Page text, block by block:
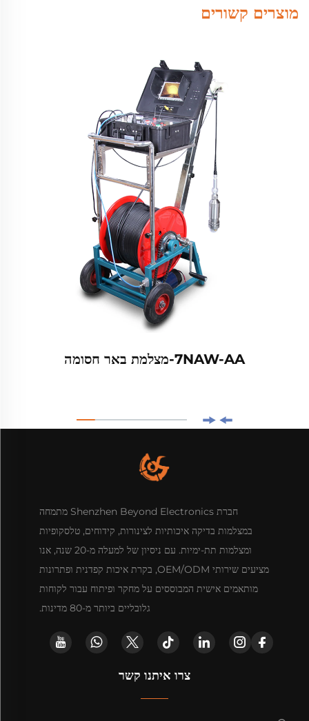
מוצרים קשורים
7NAW-AA-מצלמת באר חסומה
חברת Shenzhen Beyond Electronics מתמחה
במצלמות בדיקה איכותיות לצינורות, קידוחים, טלסקופיות
ומצלמות תת-ימיות. עם ניסיון של למעלה מ-20 שנה, אנו
מציעים שירותי OEM/ODM, בקרת איכות קפדנית ופתרונות
מותאמים אישית המבוססים על מחקר ופיתוח עבור לקוחות
גלובליים ביותר מ-80 מדינות.
צרו איתנו קשר